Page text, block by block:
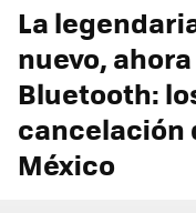
La
nuevo,
Bluetooth:
cancelación
México